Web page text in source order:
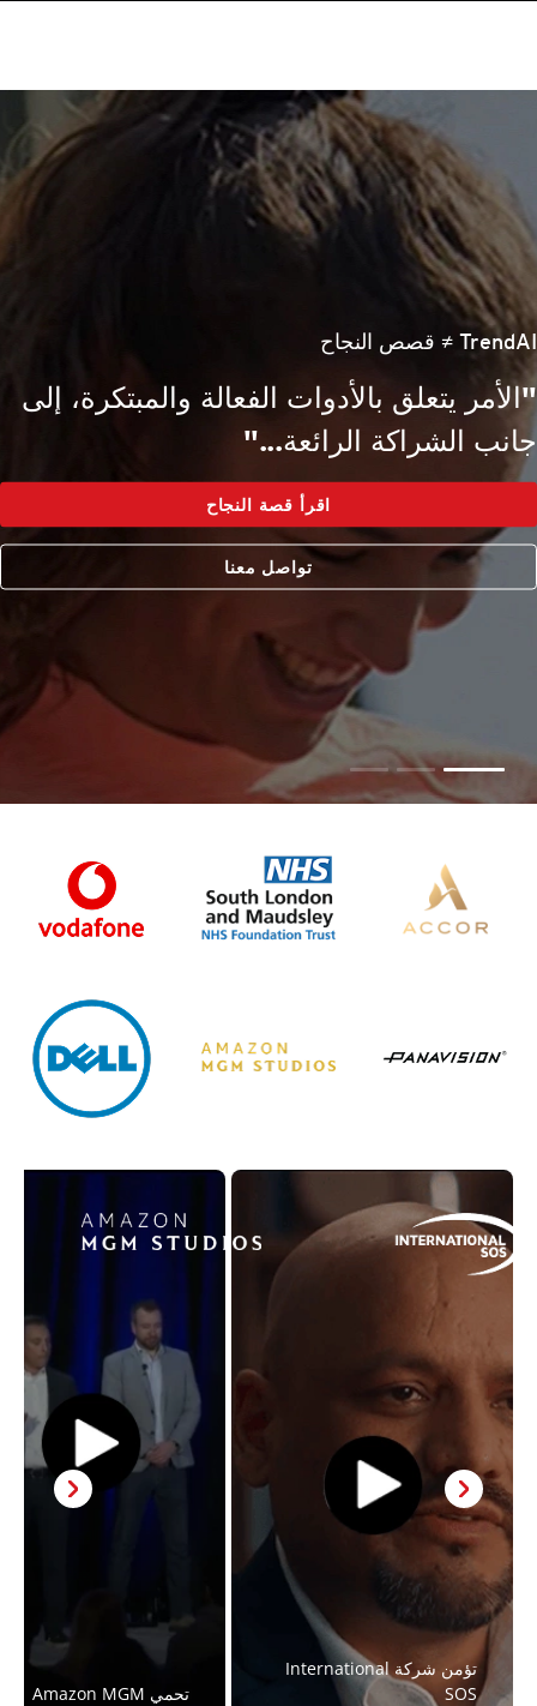
TrendAI ≠ قصص النجاح
"الأمر يتعلق بالأدوات الفعالة والمبتكرة، إلى
جانب الشراكة الرائعة..."
اقرأ قصة النجاح
تواصل معنا
تؤمن شركة International
SOS
تحمي Amazon MGM